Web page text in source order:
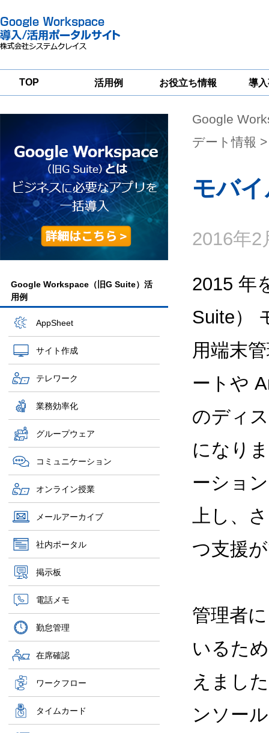
TOP 活用例 お役立ち情報
一
導
グループウェア
移行支援
Google
Workspace
セキュリティ
対策サービス
Google Workspace（旧G Suite）活
用例
AppSheet
サイト作成
テレワーク
業務効率化
グループウェア
コミュニケーション
オンライン授業
メールアーカイブ
社内ポータル
掲示板
電話メモ
勤怠管理
在席確認
ワークフロー
タイムカード
Google
デート情報
モバ
2016年2
2015 年
Suite）
用端末
ートや
のディ
になり
ーショ
上し、
つ支援
管理者
いるた
えまし
ンソー